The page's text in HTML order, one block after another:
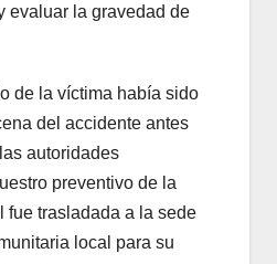
evaluar la gravedad de
de la víctima había sido
del accidente antes
autoridades
preventivo de la
fue trasladada a la sede
local para su